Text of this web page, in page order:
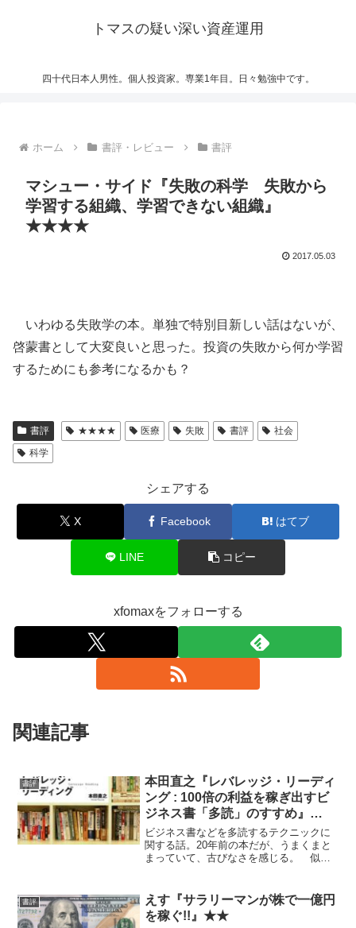
トマスの疑い深い資産運用
四十代日本人男性。個人投資家。専業1年目。日々勉強中です。
ホーム 書評・レビュー 書評
マシュー・サイド『失敗の科学 失敗から
学習する組織、学習できない組織』
★★★★
2017.05.03
いわゆる失敗学の本。単独で特別目新しい話はないが、
啓蒙書として大変良いと思った。投資の失敗から何か学習
するためにも参考になるかも？
書評 ★★★★ 医療 失敗 書評
社会
科学
シェアする
X Facebook はてブ
LINE コピー
xfomaxをフォローする
関連記事
書評
本田直之『レバレッジ・リーディ
ング : 100倍の利益を稼ぎ出すビ
ジネス書「多読」のすすめ』
★★★★
ビジネス書などを多読するテクニックに
関する話。20年前の本だが、うまくまと
まっていて、古びなさを感じる。 似た
い網羅できるだろうという意味でオスス
メ。
書評
えす『サラリーマンが株で一億円
を稼ぐ!!』★★